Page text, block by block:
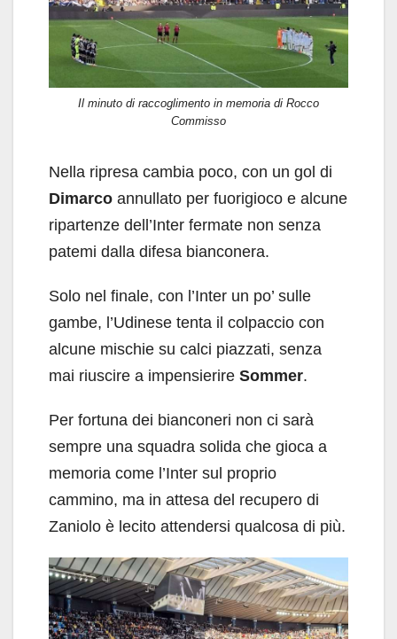
Il minuto di raccoglimento in memoria di Rocco
Commisso
Nella ripresa cambia poco, con un gol di
Dimarco annullato per fuorigioco e alcune
ripartenze dell’Inter fermate non senza
patemi dalla difesa bianconera.
Solo nel finale, con l’Inter un po’ sulle
gambe, l’Udinese tenta il colpaccio con
alcune mischie su calci piazzati, senza
mai riuscire a impensierire Sommer.
Per fortuna dei bianconeri non ci sarà
sempre una squadra solida che gioca a
memoria come l’Inter sul proprio
cammino, ma in attesa del recupero di
Zaniolo è lecito attendersi qualcosa di più.